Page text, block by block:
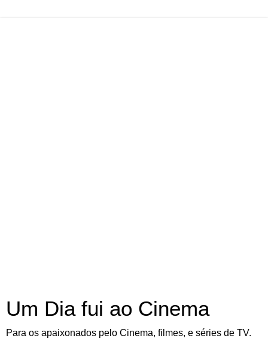
Um Dia fui ao Cinema
Para os apaixonados pelo Cinema, filmes, e séries de TV.